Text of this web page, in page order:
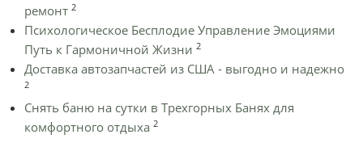
ремонт 2
Психологическое Бесплодие Управление Эмоциями
Путь к Гармоничной Жизни 2
Доставка автозапчастей из США - выгодно и надежно
2
Снять баню на сутки в Трехгорных Банях для
комфортного отдыха 2